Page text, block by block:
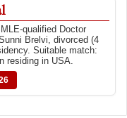
qualified Doctor
Brelvi, divorced (4
Suitable match:
residing in USA.